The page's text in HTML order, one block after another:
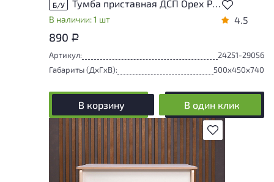
Б/У Тумба приставная ДСП Орех Россия
В наличии: 1 шт 4.5
890 Р
Артикул:
24251-29056
Габариты (ДxГxВ):
500x450x740
В корзину В один клик
В избранное